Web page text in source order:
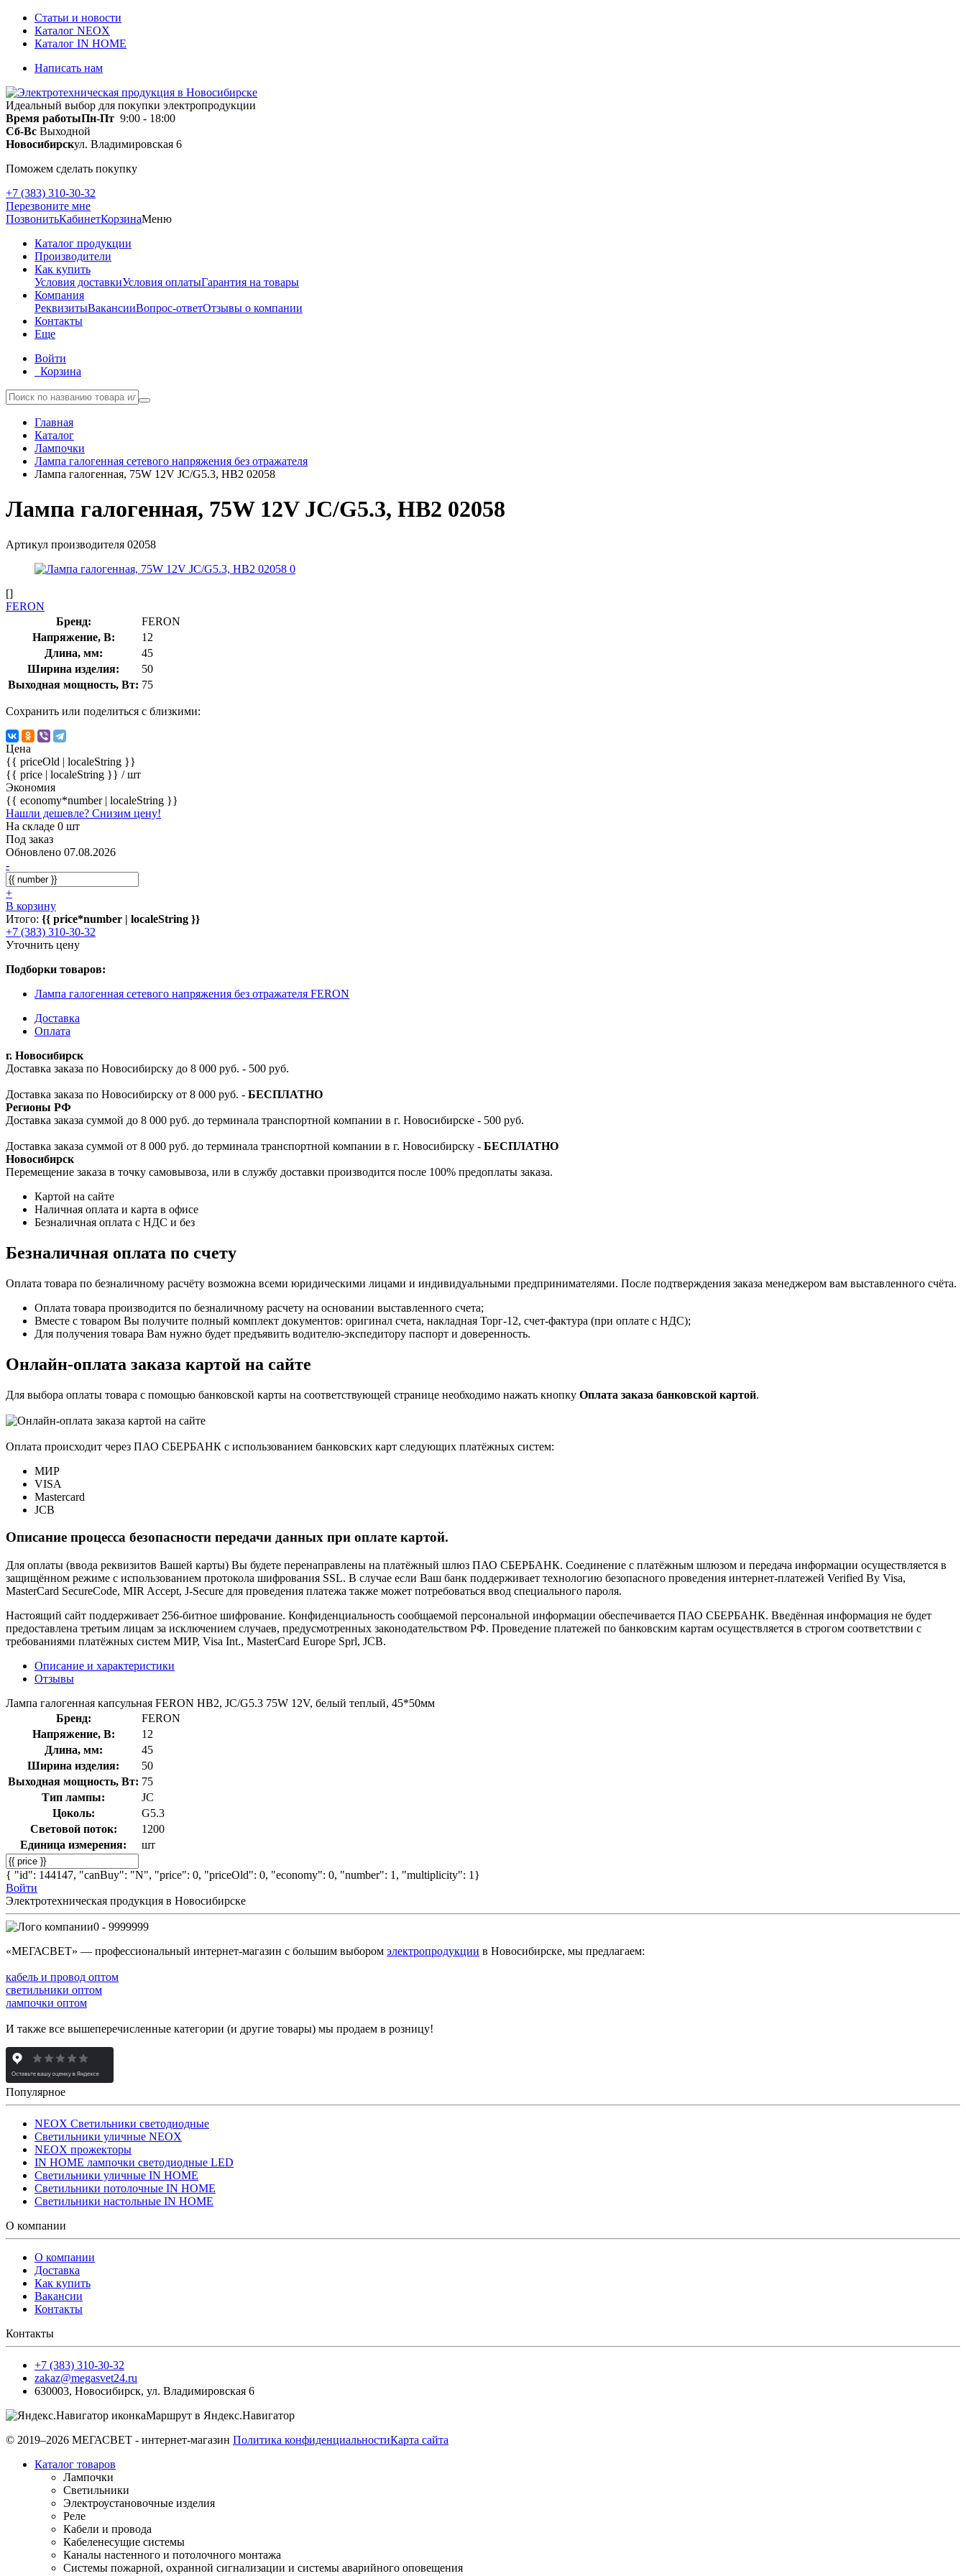
Статьи и новости
Каталог NEOX
Каталог IN HOME
Написать нам
Идеальный выбор для покупки электропродукции
Время работыПн-Пт 9:00 - 18:00
Сб-Вс Выходной
Новосибирскул. Владимировская 6
Поможем сделать покупку
+7 (383) 310-30-32
Перезвоните мне
ПозвонитьКабинетКорзинаМеню
Каталог продукции
Производители
Как купить
Условия доставкиУсловия оплатыГарантия на товары
Компания
РеквизитыВакансииВопрос-ответОтзывы о компании
Контакты
Еще
Войти
Корзина
Главная
Каталог
Лампочки
Лампа галогенная сетевого напряжения без отражателя
Лампа галогенная, 75W 12V JC/G5.3, HB2 02058
Лампа галогенная, 75W 12V JC/G5.3, HB2 02058
Артикул производителя 02058
[]
FERON
Бренд:
FERON
Напряжение, В:
12
Длина, мм:
45
Ширина изделия:
50
Выходная мощность, Вт: 75
Сохранить или поделиться с близкими:
Цена
{{ priceOld | localeString }}
{{ price | localeString }} / шт
Экономия
{{ economy*number | localeString }}
Нашли дешевле? Снизим цену!
На складе 0 шт
Под заказ
Обновлено 07.08.2026
-
+
В корзину
Итого: {{ price*number | localeString }}
+7 (383) 310-30-32
Уточнить цену
Подборки товаров:
Лампа галогенная сетевого напряжения без отражателя FERON
Доставка
Оплата
г. Новосибирск
Доставка заказа по Новосибирску до 8 000 руб. - 500 руб.
Доставка заказа по Новосибирску от 8 000 руб. - БЕСПЛАТНО
Регионы РФ
Доставка заказа суммой до 8 000 руб. до терминала транспортной компании в г. Новосибирске - 500 руб.
Доставка заказа суммой от 8 000 руб. до терминала транспортной компании в г. Новосибирску - БЕСПЛАТНО
Новосибирск
Перемещение заказа в точку самовывоза, или в службу доставки производится после 100% предоплаты заказа.
Картой на сайте
Наличная оплата и карта в офисе
Безналичная оплата с НДС и без
Безналичная оплата по счету
Оплата товара по безналичному расчёту возможна всеми юридическими лицами и индивидуальными предпринимателями. После подтверждения заказа менеджером вам выставленного счёта.
Оплата товара производится по безналичному расчету на основании выставленного счета;
Вместе с товаром Вы получите полный комплект документов: оригинал счета, накладная Торг-12, счет-фактура (при оплате с НДС);
Для получения товара Вам нужно будет предъявить водителю-экспедитору паспорт и доверенность.
Онлайн-оплата заказа картой на сайте
Для выбора оплаты товара с помощью банковской карты на соответствующей странице необходимо нажать кнопку Оплата заказа банковской картой.
Оплата происходит через ПАО СБЕРБАНК с использованием банковских карт следующих платёжных систем:
МИР
VISA
Mastercard
JCB
Описание процесса безопасности передачи данных при оплате картой.
Для оплаты (ввода реквизитов Вашей карты) Вы будете перенаправлены на платёжный шлюз ПАО СБЕРБАНК. Соединение с платёжным шлюзом и передача информации осуществляется в
защищённом режиме с использованием протокола шифрования SSL. В случае если Ваш банк поддерживает технологию безопасного проведения интернет-платежей Verified By Visa,
MasterCard SecureCode, MIR Accept, J-Secure для проведения платежа также может потребоваться ввод специального пароля.
Настоящий сайт поддерживает 256-битное шифрование. Конфиденциальность сообщаемой персональной информации обеспечивается ПАО СБЕРБАНК. Введённая информация не будет
предоставлена третьим лицам за исключением случаев, предусмотренных законодательством РФ. Проведение платежей по банковским картам осуществляется в строгом соответствии с
требованиями платёжных систем МИР, Visa Int., MasterCard Europe Sprl, JCB.
Описание и характеристики
Отзывы
Лампа галогенная капсульная FERON HB2, JC/G5.3 75W 12V, белый теплый, 45*50мм
Бренд:
FERON
Напряжение, В:
12
Длина, мм:
45
Ширина изделия:
50
Выходная мощность, Вт: 75
Тип лампы:
JC
Цоколь:
G5.3
Световой поток:
1200
Единица измерения:
шт
{ "id": 144147, "canBuy": "N", "price": 0, "priceOld": 0, "economy": 0, "number": 1, "multiplicity": 1}
Войти
Электротехническая продукция в Новосибирске
0 - 9999999
«МЕГАСВЕТ» — профессиональный интернет-магазин с большим выбором электропродукции в Новосибирске, мы предлагаем:
кабель и провод оптом
светильники оптом
лампочки оптом
И также все вышеперечисленные категории (и другие товары) мы продаем в розницу!
Популярное
NEOX Светильники светодиодные
Светильники уличные NEOX
NEOX прожекторы
IN HOME лампочки светодиодные LED
Светильники уличные IN HOME
Светильники потолочные IN HOME
Светильники настольные IN HOME
О компании
О компании
Доставка
Как купить
Вакансии
Контакты
Контакты
+7 (383) 310-30-32
zakaz@megasvet24.ru
630003, Новосибирск, ул. Владимировская 6
Маршрут в Яндекс.Навигатор
© 2019–2026 МЕГАСВЕТ - интернет-магазин Политика конфиденциальностиКарта сайта
Каталог товаров
Лампочки
Светильники
Электроустановочные изделия
Реле
Кабели и провода
Кабеленесущие системы
Каналы настенного и потолочного монтажа
Системы пожарной, охранной сигнализации и системы аварийного оповещения